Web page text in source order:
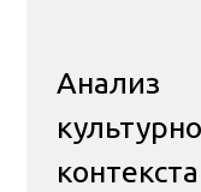
Анализ
контекста